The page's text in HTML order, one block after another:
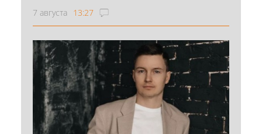
7 августа 13:27